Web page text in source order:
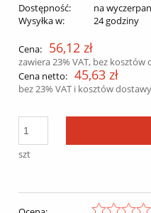
Dostępność:
na
Wysyłka w:
24 godziny
Cena: 56,12 zł
zawiera 23% VAT, bez kosztów
Cena netto: 45,63 zł
bez 23% VAT i kosztów dostawy
szt